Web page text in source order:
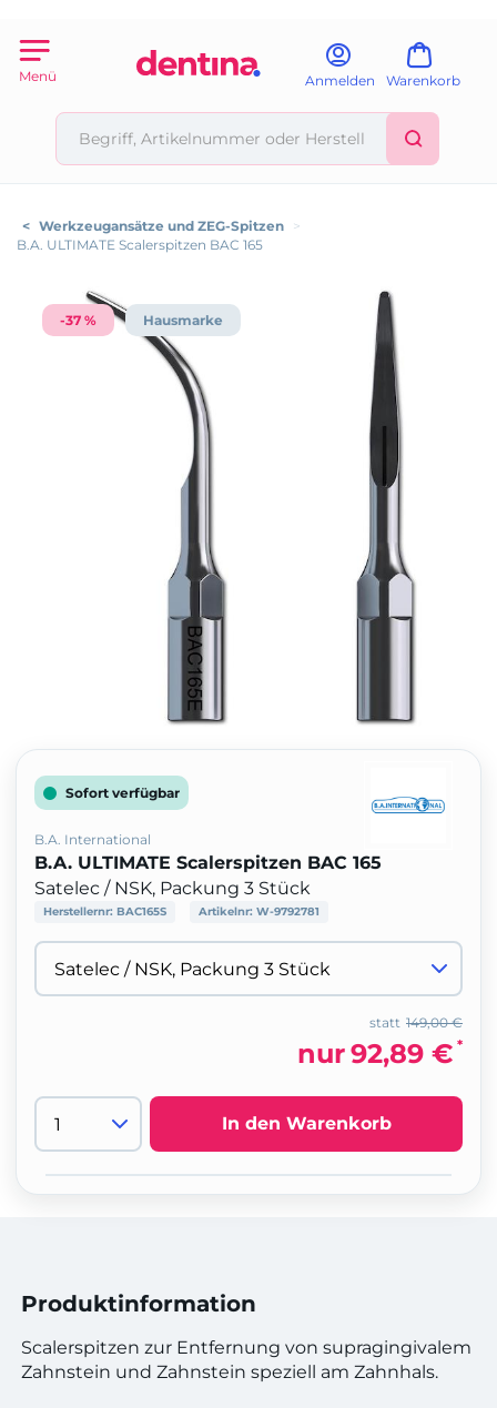
Menü Anmelden Warenkorb
< Werkzeugansätze und ZEG-Spitzen >
B.A. ULTIMATE Scalerspitzen BAC 165
-37 % Hausmarke
Sofort verfügbar
B.A. International
B.A. ULTIMATE Scalerspitzen BAC 165
Satelec / NSK, Packung 3 Stück
Herstellernr: BAC165S Artikelnr: W-9792781
149,00 €
statt
nur92,89 € *
In den Warenkorb
Produktinformation
Scalerspitzen zur Entfernung von supragingivalem
Zahnstein und Zahnstein speziell am Zahnhals.